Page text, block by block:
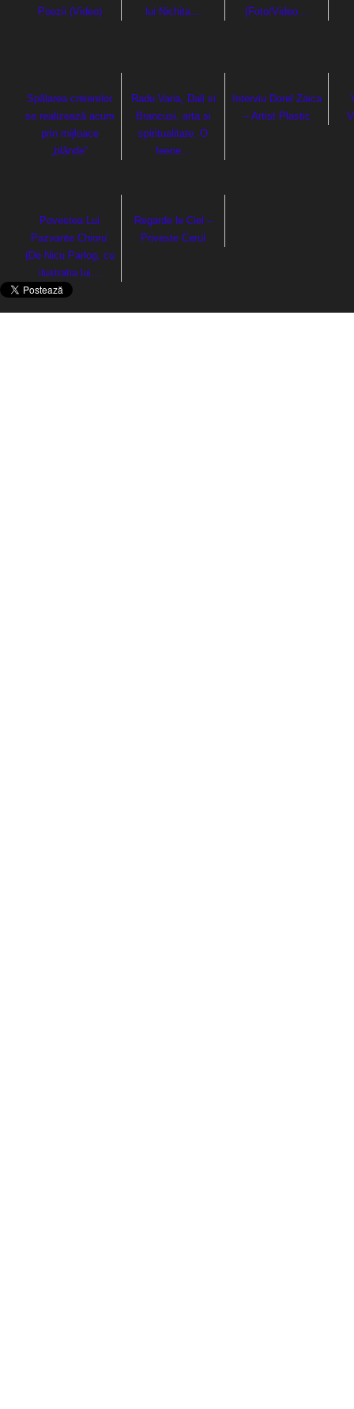
Poezii (Video)
lui Nichita…
(Foto/Video…
Spălarea creierelor
se realizează acum
prin mijloace
„blânde”
Radu Varia, Dali si
Brancusi, arta si
spiritualitate. O
feerie…
Interviu Dorel Zaica
– Artist Plastic
Povestea Lui
Pazvante Chioru’
(De Nicu Parlog, cu
ilustratia lui…
Regarde le Ciel –
Priveste Cerul